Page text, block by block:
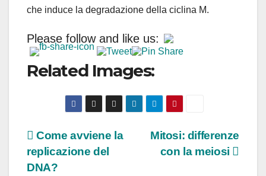
che induce la degradazione della ciclina M.
Please follow and like us:
Related Images:
Navigazione
articoli
Mitosi: differenze
con la meiosi
Come avviene la
replicazione del
DNA?